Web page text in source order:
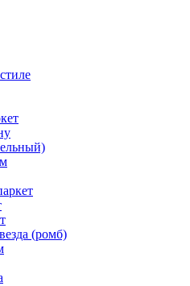
(ромб)